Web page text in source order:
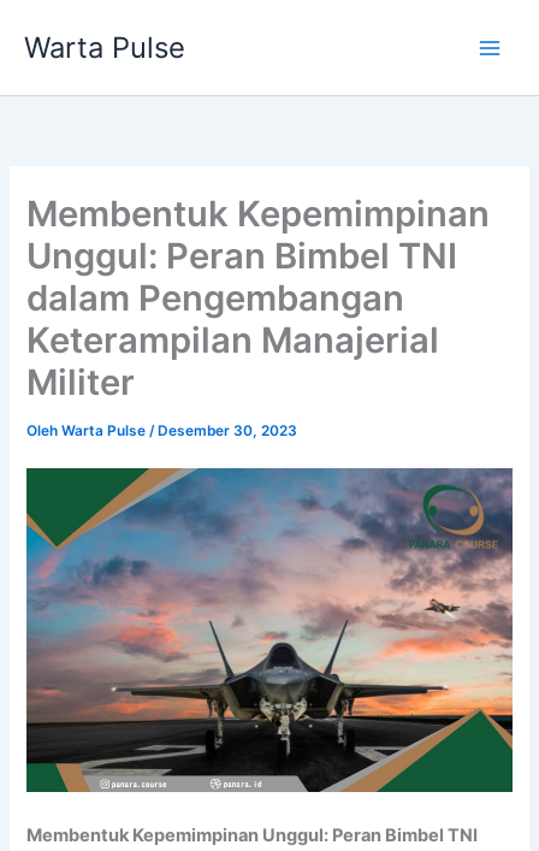
Warta Pulse
Membentuk Kepemimpinan
Unggul: Peran Bimbel TNI
dalam Pengembangan
Keterampilan Manajerial
Militer
OlehWarta Pulse/ Desember 30, 2023
Membentuk Kepemimpinan Unggul: Peran Bimbel TNI